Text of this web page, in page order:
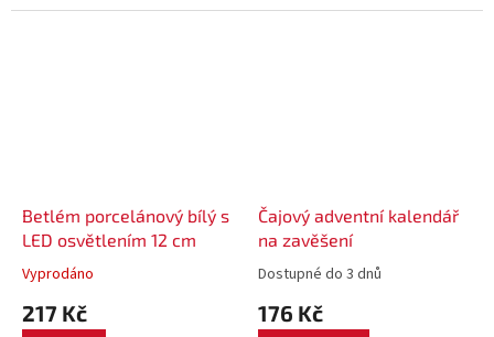
Betlém porcelánový bílý s
LED osvětlením 12 cm
Vyprodáno
217 Kč
Čajový adventní kalendář
na zavěšení
Dostupné do 3 dnů
176 Kč